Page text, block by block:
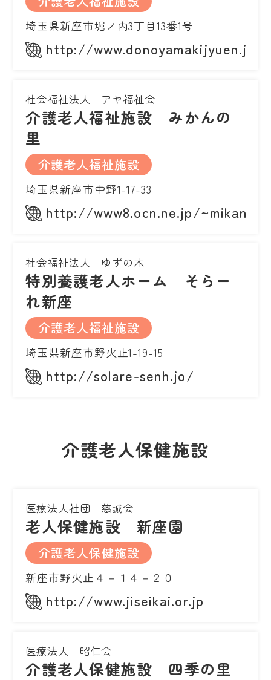
埼玉県新座市堀ノ内3丁目13番1号
http://www.donoyamakijyuen.jp
社会福祉法人 アヤ福祉会
介護老人福祉施設 みかんの
里
介護老人福祉施設
埼玉県新座市中野1-17-33
http://www8.ocn.ne.jp/~mikann/
社会福祉法人 ゆずの木
特別養護老人ホーム そらー
れ新座
介護老人福祉施設
埼玉県新座市野火止1-19-15
http://solare-senh.jo/
介護老人保健施設
医療法人社団 慈誠会
老人保健施設 新座園
介護老人保健施設
新座市野火止４－１４－２０
http://www.jiseikai.or.jp
医療法人 昭仁会
介護老人保健施設 四季の里